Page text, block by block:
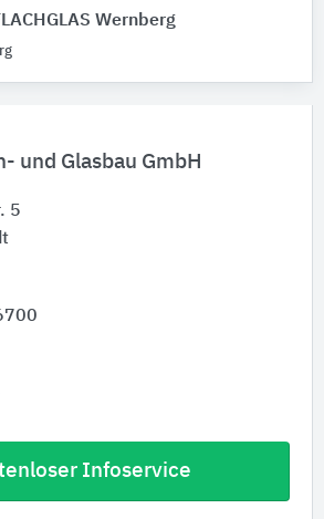
und Glasbau GmbH
5
Infoservice
Wernberg